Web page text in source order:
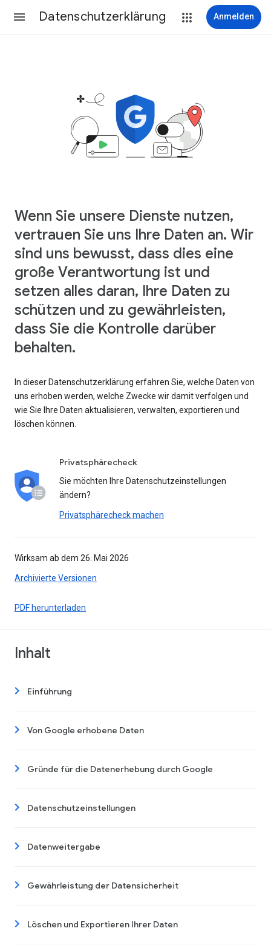
Datenschutzerklärung Anmelden
Wenn Sie unsere Dienste nutzen,
vertrauen Sie uns Ihre Daten an. Wir
sind uns bewusst, dass dies eine
große Verantwortung ist und
setzen alles daran, Ihre Daten zu
schützen und zu gewährleisten,
dass Sie die Kontrolle darüber
behalten.
In dieser Datenschutzerklärung erfahren Sie, welche Daten von
uns erhoben werden, welche Zwecke wir damit verfolgen und
wie Sie Ihre Daten aktualisieren, verwalten, exportieren und
löschen können.
Privatsphärecheck
Sie möchten Ihre Datenschutzeinstellungen
ändern?
Privatsphärecheck machen
Wirksam ab dem 26. Mai 2026
Archivierte Versionen
PDF herunterladen
Inhalt
Einführung
Von Google erhobene Daten
Gründe für die Datenerhebung durch Google
Datenschutzeinstellungen
Datenweitergabe
Gewährleistung der Datensicherheit
Löschen und Exportieren Ihrer Daten